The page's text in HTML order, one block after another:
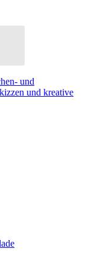
und
und kreative